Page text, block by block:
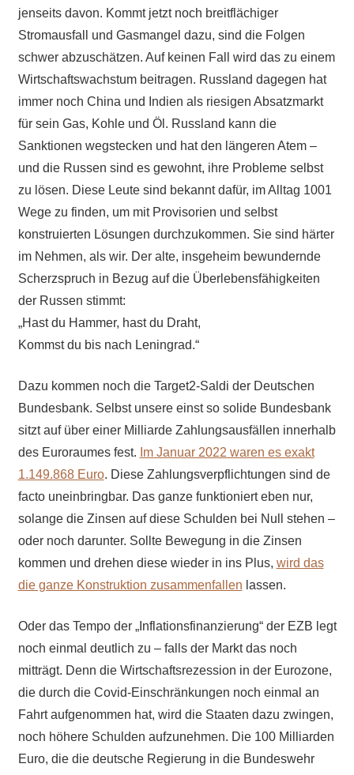
jenseits davon. Kommt jetzt noch breitflächiger
Stromausfall und Gasmangel dazu, sind die Folgen
schwer abzuschätzen. Auf keinen Fall wird das zu einem
Wirtschaftswachstum beitragen. Russland dagegen hat
immer noch China und Indien als riesigen Absatzmarkt
für sein Gas, Kohle und Öl. Russland kann die
Sanktionen wegstecken und hat den längeren Atem –
und die Russen sind es gewohnt, ihre Probleme selbst
zu lösen. Diese Leute sind bekannt dafür, im Alltag 1001
Wege zu finden, um mit Provisorien und selbst
konstruierten Lösungen durchzukommen. Sie sind härter
im Nehmen, als wir. Der alte, insgeheim bewundernde
Scherzspruch in Bezug auf die Überlebensfähigkeiten
der Russen stimmt:
„Hast du Hammer, hast du Draht,
Kommst du bis nach Leningrad.“
Dazu kommen noch die Target2-Saldi der Deutschen
Bundesbank. Selbst unsere einst so solide Bundesbank
sitzt auf über einer Milliarde Zahlungsausfällen innerhalb
des Euroraumes fest. Im Januar 2022 waren es exakt
1.149.868 Euro. Diese Zahlungsverpflichtungen sind de
facto uneinbringbar. Das ganze funktioniert eben nur,
solange die Zinsen auf diese Schulden bei Null stehen –
oder noch darunter. Sollte Bewegung in die Zinsen
kommen und drehen diese wieder in ins Plus, wird das
die ganze Konstruktion zusammenfallen lassen.
Oder das Tempo der „Inflationsfinanzierung“ der EZB legt
noch einmal deutlich zu – falls der Markt das noch
mitträgt. Denn die Wirtschaftsrezession in der Eurozone,
die durch die Covid-Einschränkungen noch einmal an
Fahrt aufgenommen hat, wird die Staaten dazu zwingen,
noch höhere Schulden aufzunehmen. Die 100 Milliarden
Euro, die die deutsche Regierung in die Bundeswehr